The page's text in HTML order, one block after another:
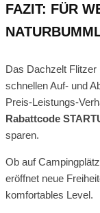
FAZIT: FÜR
Das Dachzelt Flitzer
schnellen Auf- und
Preis-Leistungs-
Rabattcode
sparen.
Ob auf
eröffnet neue
komfortables Level.